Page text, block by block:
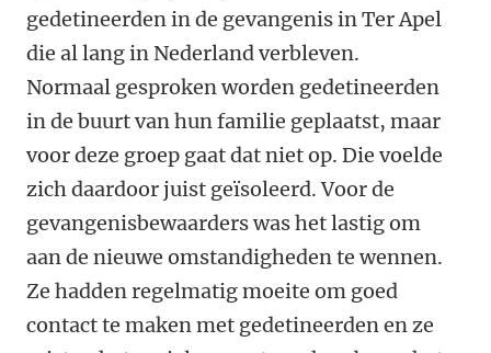
gedetineerden in de gevangenis in Ter Apel
die al lang in Nederland verbleven.
Normaal gesproken worden gedetineerden
in de buurt van hun familie geplaatst, maar
voor deze groep gaat dat niet op. Die voelde
zich daardoor juist geïsoleerd. Voor de
gevangenisbewaarders was het lastig om
aan de nieuwe omstandigheden te wennen.
Ze hadden regelmatig moeite om goed
contact te maken met gedetineerden en ze